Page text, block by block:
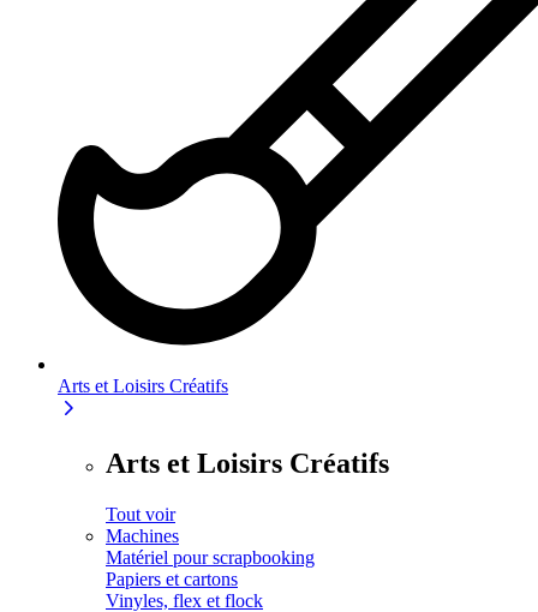
Arts et Loisirs Créatifs
Arts et Loisirs Créatifs
Tout voir
Machines
Matériel pour scrapbooking
Papiers et cartons
Vinyles, flex et flock